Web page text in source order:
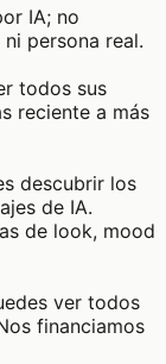
IA; no
persona real.
todos sus
reciente a más
descubrir los
de IA.
de look, mood
ver todos
financiamos